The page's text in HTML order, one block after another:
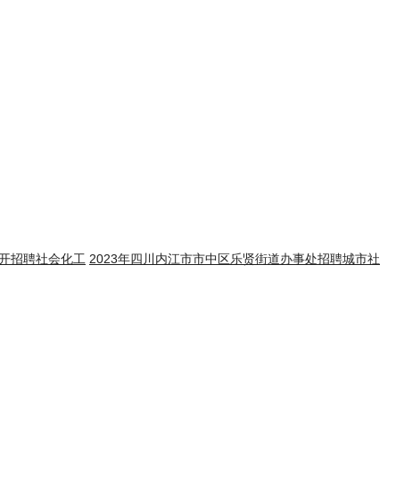
招聘社会化工 2023年四川内江市市中区乐贤街道办事处招聘城市社